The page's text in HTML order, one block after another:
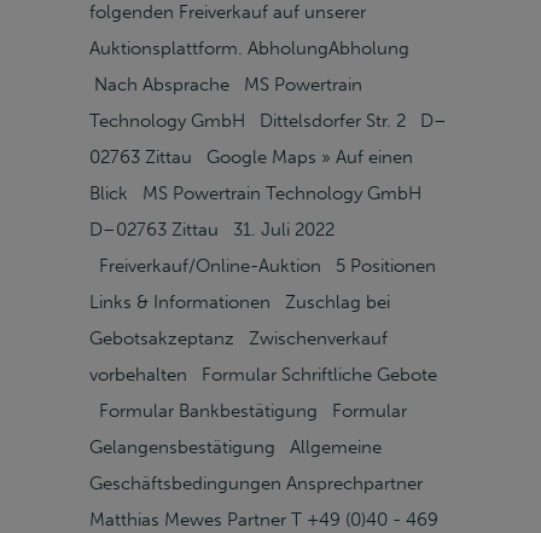
folgenden Freiverkauf auf unserer
Auktionsplattform. AbholungAbholung
Nach Absprache MS Powertrain
Technology GmbH Dittelsdorfer Str. 2 D–
02763 Zittau Google Maps » Auf einen
Blick MS Powertrain Technology GmbH
D–02763 Zittau 31. Juli 2022
Freiverkauf/Online-Auktion 5 Positionen
Links & Informationen Zuschlag bei
Gebotsakzeptanz Zwischenverkauf
vorbehalten Formular Schriftliche Gebote
Formular Bankbestätigung Formular
Gelangensbestätigung Allgemeine
Geschäftsbedingungen Ansprechpartner
Matthias Mewes Partner T +49 (0)40 - 469